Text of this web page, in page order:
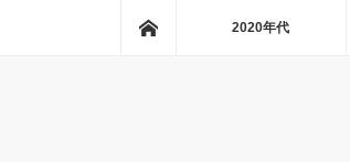
2020年代